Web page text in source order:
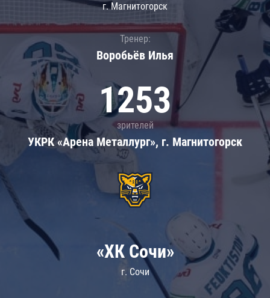
г. Магнитогорск
Тренер:
Воробьёв Илья
1253
зрителей
УКРК «Арена Металлург», г. Магнитогорск
«ХК Сочи»
г. Сочи